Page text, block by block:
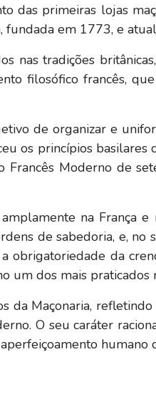
das primeiras lojas
fundada em 1773, e
nas tradições
filosófico francês,
de organizar e
os princípios
Francês Moderno de
na França
de sabedoria, e,
obrigatoriedade da
dos mais
da Maçonaria,
O seu caráter
humano